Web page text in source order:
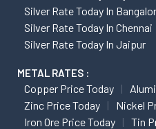
Silver Rate Today In
Silver Rate Today In Chennai
Silver Rate Today In Jaipur
METAL RATES :
Copper Price Today
Zinc Price Today
Nickel
Iron Ore Price Today
Tin